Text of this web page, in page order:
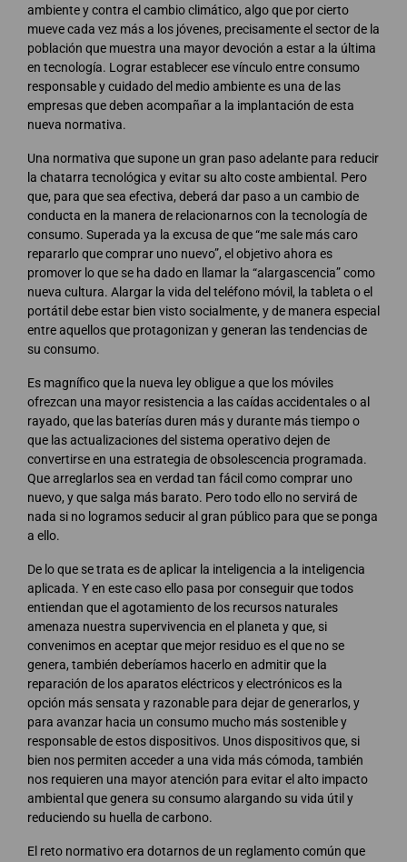
ambiente y contra el cambio climático, algo que por cierto
mueve cada vez más a los jóvenes, precisamente el sector de la
población que muestra una mayor devoción a estar a la última
en tecnología. Lograr establecer ese vínculo entre consumo
responsable y cuidado del medio ambiente es una de las
empresas que deben acompañar a la implantación de esta
nueva normativa.
Una normativa que supone un gran paso adelante para reducir
la chatarra tecnológica y evitar su alto coste ambiental. Pero
que, para que sea efectiva, deberá dar paso a un cambio de
conducta en la manera de relacionarnos con la tecnología de
consumo. Superada ya la excusa de que “me sale más caro
repararlo que comprar uno nuevo”, el objetivo ahora es
promover lo que se ha dado en llamar la “alargascencia” como
nueva cultura. Alargar la vida del teléfono móvil, la tableta o el
portátil debe estar bien visto socialmente, y de manera especial
entre aquellos que protagonizan y generan las tendencias de
su consumo.
Es magnífico que la nueva ley obligue a que los móviles
ofrezcan una mayor resistencia a las caídas accidentales o al
rayado, que las baterías duren más y durante más tiempo o
que las actualizaciones del sistema operativo dejen de
convertirse en una estrategia de obsolescencia programada.
Que arreglarlos sea en verdad tan fácil como comprar uno
nuevo, y que salga más barato. Pero todo ello no servirá de
nada si no logramos seducir al gran público para que se ponga
a ello.
De lo que se trata es de aplicar la inteligencia a la inteligencia
aplicada. Y en este caso ello pasa por conseguir que todos
entiendan que el agotamiento de los recursos naturales
amenaza nuestra supervivencia en el planeta y que, si
convenimos en aceptar que mejor residuo es el que no se
genera, también deberíamos hacerlo en admitir que la
reparación de los aparatos eléctricos y electrónicos es la
opción más sensata y razonable para dejar de generarlos, y
para avanzar hacia un consumo mucho más sostenible y
responsable de estos dispositivos. Unos dispositivos que, si
bien nos permiten acceder a una vida más cómoda, también
nos requieren una mayor atención para evitar el alto impacto
ambiental que genera su consumo alargando su vida útil y
reduciendo su huella de carbono.
El reto normativo era dotarnos de un reglamento común que